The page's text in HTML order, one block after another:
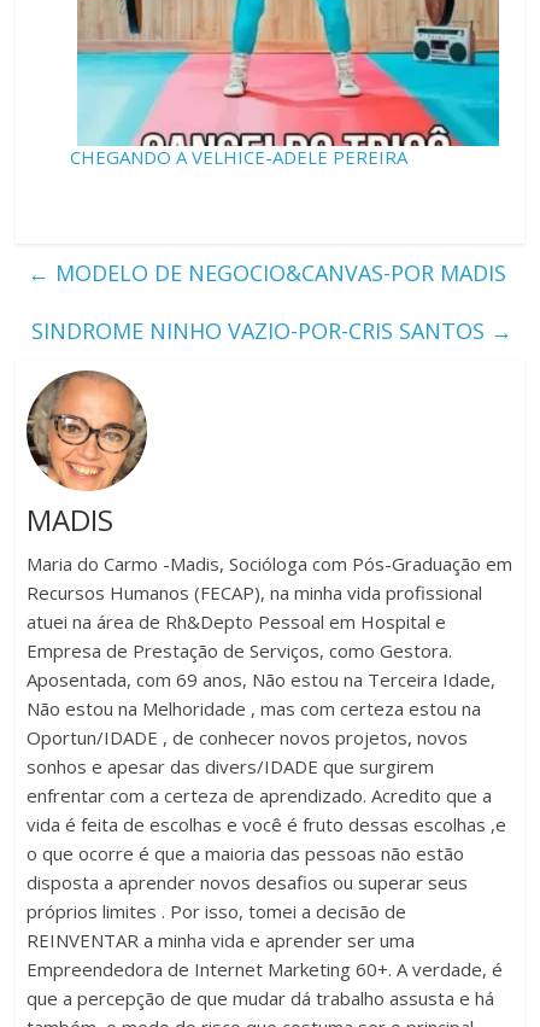
CHEGANDO A VELHICE-ADELE PEREIRA
← MODELO DE NEGOCIO&CANVAS-POR MADIS
SINDROME NINHO VAZIO-POR-CRIS SANTOS →
MADIS
Maria do Carmo -Madis, Socióloga com Pós-Graduação em
Recursos Humanos (FECAP), na minha vida profissional
atuei na área de Rh&Depto Pessoal em Hospital e
Empresa de Prestação de Serviços, como Gestora.
Aposentada, com 69 anos, Não estou na Terceira Idade,
Não estou na Melhoridade , mas com certeza estou na
Oportun/IDADE , de conhecer novos projetos, novos
sonhos e apesar das divers/IDADE que surgirem
enfrentar com a certeza de aprendizado. Acredito que a
vida é feita de escolhas e você é fruto dessas escolhas ,e
o que ocorre é que a maioria das pessoas não estão
disposta a aprender novos desafios ou superar seus
próprios limites . Por isso, tomei a decisão de
REINVENTAR a minha vida e aprender ser uma
Empreendedora de Internet Marketing 60+. A verdade, é
que a percepção de que mudar dá trabalho assusta e há